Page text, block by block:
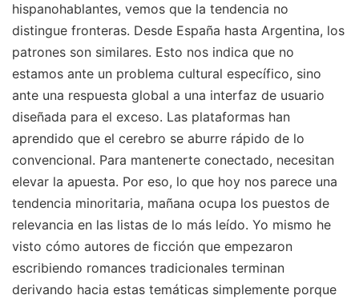
hispanohablantes, vemos que la tendencia no
distingue fronteras. Desde España hasta Argentina, los
patrones son similares. Esto nos indica que no
estamos ante un problema cultural específico, sino
ante una respuesta global a una interfaz de usuario
diseñada para el exceso. Las plataformas han
aprendido que el cerebro se aburre rápido de lo
convencional. Para mantenerte conectado, necesitan
elevar la apuesta. Por eso, lo que hoy nos parece una
tendencia minoritaria, mañana ocupa los puestos de
relevancia en las listas de lo más leído. Yo mismo he
visto cómo autores de ficción que empezaron
escribiendo romances tradicionales terminan
derivando hacia estas temáticas simplemente porque